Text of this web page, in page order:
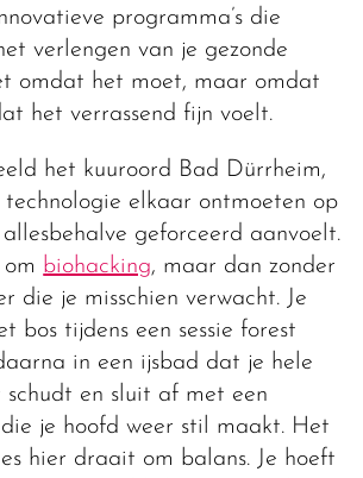
programma’s die
verlengen van je gezonde
omdat het moet, maar omdat
het verrassend fijn voelt.
het kuuroord Bad Dürrheim,
elkaar ontmoeten op
geforceerd aanvoelt.
biohacking, maar dan zonder
die je misschien verwacht. Je
bos tijdens een sessie forest
in een ijsbad dat je hele
schudt en sluit af met een
je hoofd weer stil maakt. Het
hier draait om balans. Je hoeft